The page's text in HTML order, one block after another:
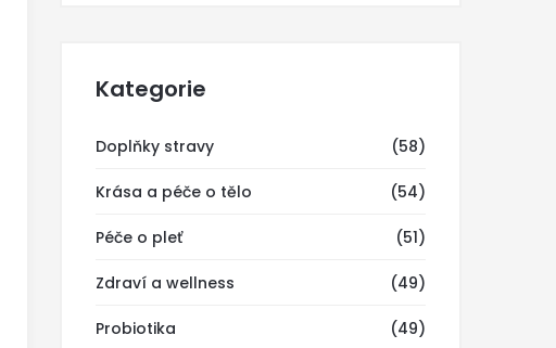
Kategorie
Doplňky stravy (58)
Krása a péče o tělo (54)
Péče o pleť (51)
Zdraví a wellness (49)
Probiotika (49)